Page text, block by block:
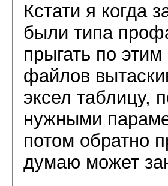
Кстати я когда
были типа
прыгать по
файлов
эксел таблицу,
нужными
потом обратно
думаю может